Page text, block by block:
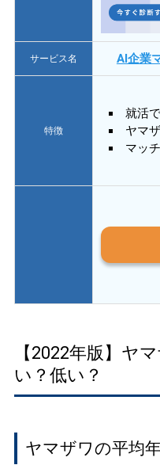
サービス名 AI企業
特徴
就活
ヤマ
マッ
【2022年版】ヤ
い？低い？
ヤマザワの平均